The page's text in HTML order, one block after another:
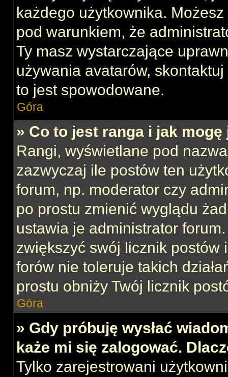
każdego użytkownika.
pod warunkiem, że
Ty masz wystarczające
używania avatarów,
to jest spowodowane.
Góra
» Co to jest ranga i jak mogę
Rangi, wyświetlane pod
zazwyczaj ile postów ten
forum, np. moderator czy
po prostu zmienić wyglądu
ustawia je administrator
zwiększyć swój licznik postów
forów nie toleruje takich
prostu obniży Twój licznik
Góra
» Gdy próbuję wysłać
każe mi się zalogować.
Tylko zarejestrowani